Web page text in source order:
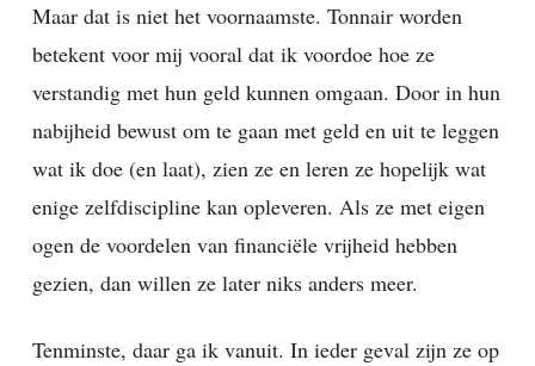
Maar dat is niet het voornaamste. Tonnair worden
betekent voor mij vooral dat ik voordoe hoe ze
verstandig met hun geld kunnen omgaan. Door in hun
nabijheid bewust om te gaan met geld en uit te leggen
wat ik doe (en laat), zien ze en leren ze hopelijk wat
enige zelfdiscipline kan opleveren. Als ze met eigen
ogen de voordelen van financiële vrijheid hebben
gezien, dan willen ze later niks anders meer.
Tenminste, daar ga ik vanuit. In ieder geval zijn ze op